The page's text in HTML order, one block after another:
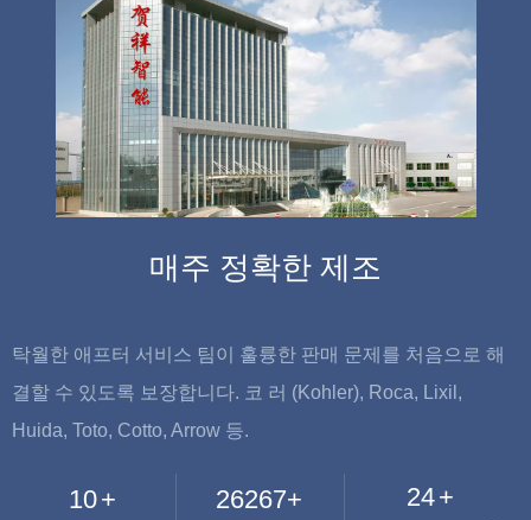
매주 정확한 제조
탁월한 애프터 서비스 팀이 훌륭한 판매 문제를 처음으로 해
결할 수 있도록 보장합니다. 코 러 (Kohler), Roca, Lixil,
Huida, Toto, Cotto, Arrow 등.
15+ 41287+ 37+